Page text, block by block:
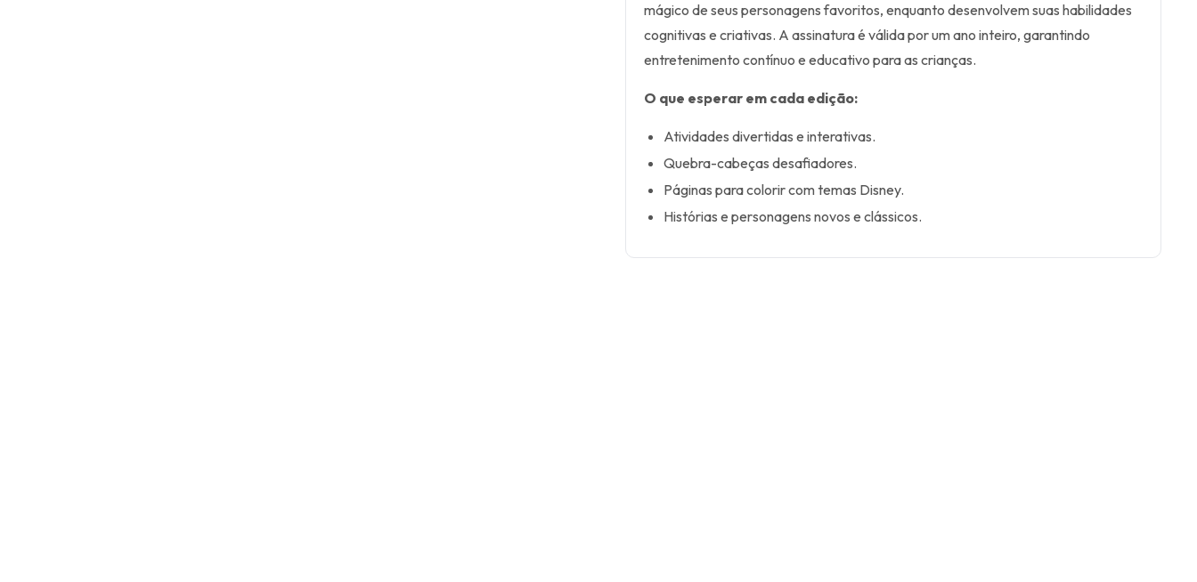
mágico de seus personagens favoritos, enquanto desenvolvem suas habilidades
cognitivas e criativas. A assinatura é válida por um ano inteiro, garantindo
entretenimento contínuo e educativo para as crianças.
O que esperar em cada edição:
Atividades divertidas e interativas.
Quebra-cabeças desafiadores.
Páginas para colorir com temas Disney.
Histórias e personagens novos e clássicos.